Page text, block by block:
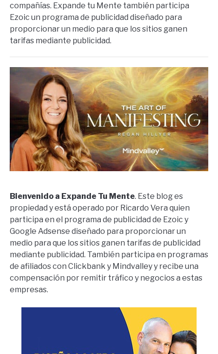
compañías. Expande tu Mente también participa
Ezoic un programa de publicidad diseñado para
proporcionar un medio para que los sitios ganen
tarifas mediante publicidad.
Bienvenido a Expande Tu Mente. Este blog es
propiedad y está operado por Ricardo Vera quien
participa en el programa de publicidad de Ezoic y
Google Adsense diseñado para proporcionar un
medio para que los sitios ganen tarifas de publicidad
mediante publicidad. También participa en programas
de afiliados con Clickbank y Mindvalley y recibe una
compensación por remitir tráfico y negocios a estas
empresas.